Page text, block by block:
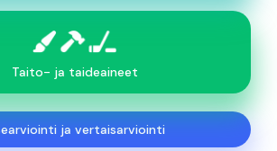
Taito- ja taideaineet
ja vertaisarviointi